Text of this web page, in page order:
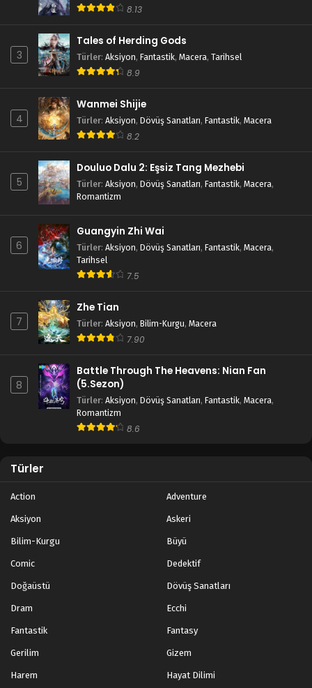
8.13
3
Tales of Herding Gods
Türler: Aksiyon, Fantastik, Macera, Tarihsel
8.9
4
Wanmei Shijie
Türler: Aksiyon, Dövüş Sanatları, Fantastik, Macera
8.2
5
Douluo Dalu 2: Eşsiz Tang Mezhebi
Türler: Aksiyon, Dövüş Sanatları, Fantastik, Macera,
Romantizm
6
Guangyin Zhi Wai
Türler: Aksiyon, Dövüş Sanatları, Fantastik, Macera,
Tarihsel
7.5
7
Zhe Tian
Türler: Aksiyon, Bilim-Kurgu, Macera
7.90
8
Battle Through The Heavens: Nian Fan
(5.Sezon)
Türler: Aksiyon, Dövüş Sanatları, Fantastik, Macera,
Romantizm
8.6
Türler
Action Adventure
Aksiyon Askeri
Bilim-Kurgu Büyü
Comic Dedektif
Doğaüstü Dövüş Sanatları
Dram Ecchi
Fantastik Fantasy
Gerilim Gizem
Harem Hayat Dilimi